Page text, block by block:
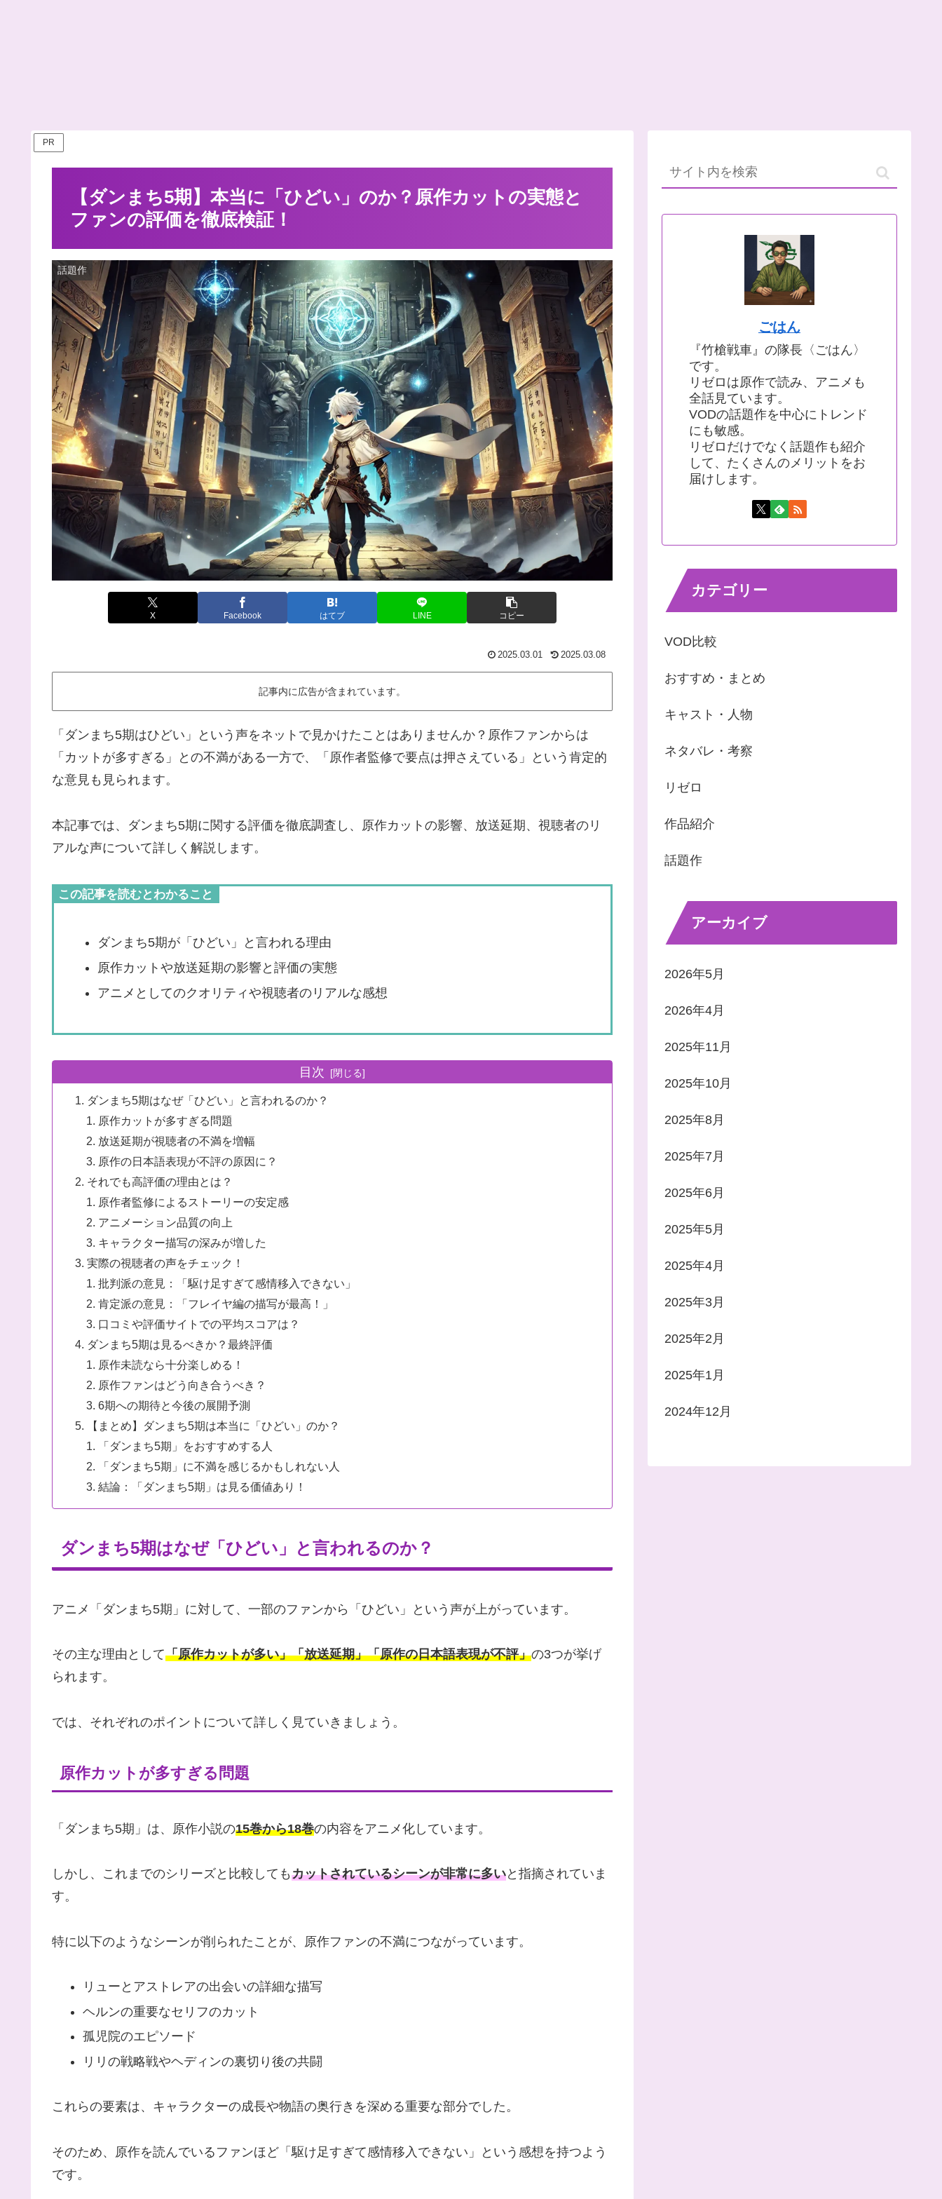
PR
【ダンまち5期】本当に「ひどい」のか？原作カットの実態と
ファンの評価を徹底検証！
話題作
X Facebook はてブ LINE コピー
2025.03.01 2025.03.08
記事内に広告が含まれています。
「ダンまち5期はひどい」という声をネットで見かけたことはありませんか？原作ファンからは
「カットが多すぎる」との不満がある一方で、「原作者監修で要点は押さえている」という肯定的
な意見も見られます。
本記事では、ダンまち5期に関する評価を徹底調査し、原作カットの影響、放送延期、視聴者のリ
アルな声について詳しく解説します。
この記事を読むとわかること
ダンまち5期が「ひどい」と言われる理由
原作カットや放送延期の影響と評価の実態
アニメとしてのクオリティや視聴者のリアルな感想
目次
ダンまち5期はなぜ「ひどい」と言われるのか？
原作カットが多すぎる問題
放送延期が視聴者の不満を増幅
原作の日本語表現が不評の原因に？
それでも高評価の理由とは？
原作者監修によるストーリーの安定感
アニメーション品質の向上
キャラクター描写の深みが増した
実際の視聴者の声をチェック！
批判派の意見：「駆け足すぎて感情移入できない」
肯定派の意見：「フレイヤ編の描写が最高！」
口コミや評価サイトでの平均スコアは？
ダンまち5期は見るべきか？最終評価
原作未読なら十分楽しめる！
原作ファンはどう向き合うべき？
6期への期待と今後の展開予測
【まとめ】ダンまち5期は本当に「ひどい」のか？
「ダンまち5期」をおすすめする人
「ダンまち5期」に不満を感じるかもしれない人
結論：「ダンまち5期」は見る価値あり！
ダンまち5期はなぜ「ひどい」と言われるのか？
アニメ「ダンまち5期」に対して、一部のファンから「ひどい」という声が上がっています。
その主な理由として「原作カットが多い」「放送延期」「原作の日本語表現が不評」の3つが挙げ
られます。
では、それぞれのポイントについて詳しく見ていきましょう。
原作カットが多すぎる問題
「ダンまち5期」は、原作小説の15巻から18巻の内容をアニメ化しています。
しかし、これまでのシリーズと比較してもカットされているシーンが非常に多いと指摘されていま
す。
特に以下のようなシーンが削られたことが、原作ファンの不満につながっています。
リューとアストレアの出会いの詳細な描写
ヘルンの重要なセリフのカット
孤児院のエピソード
リリの戦略戦やヘディンの裏切り後の共闘
これらの要素は、キャラクターの成長や物語の奥行きを深める重要な部分でした。
そのため、原作を読んでいるファンほど「駆け足すぎて感情移入できない」という感想を持つよう
です。
ごはん
『竹槍戦車』の隊長〈ごはん〉
です。
リゼロは原作で読み、アニメも
全話見ています。
VODの話題作を中心にトレンド
にも敏感。
リゼロだけでなく話題作も紹介
して、たくさんのメリットをお
届けします。
カテゴリー
VOD比較
おすすめ・まとめ
キャスト・人物
ネタバレ・考察
リゼロ
作品紹介
話題作
アーカイブ
2026年5月
2026年4月
2025年11月
2025年10月
2025年8月
2025年7月
2025年6月
2025年5月
2025年4月
2025年3月
2025年2月
2025年1月
2024年12月